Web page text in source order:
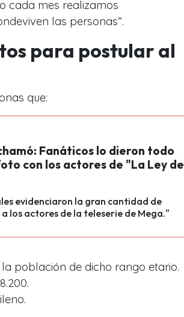
cada mes realizamos
las personas”.
para postular al
que:
Fanáticos lo dieron todo
con los actores de "La Ley de
evidenciaron la gran cantidad de
los actores de la teleserie de Mega."
población de dicho rango etario.